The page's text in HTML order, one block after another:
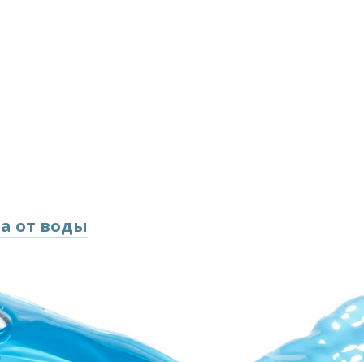
от воды